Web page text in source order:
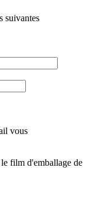
suivantes
vous
film d'emballage de